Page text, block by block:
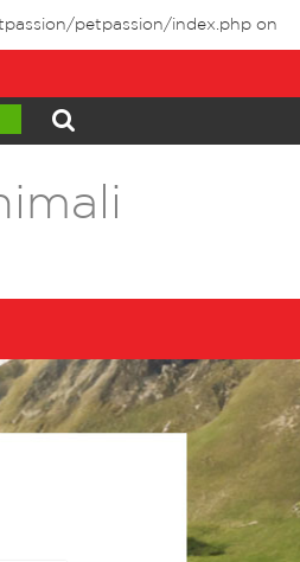
petpassion/index.php on